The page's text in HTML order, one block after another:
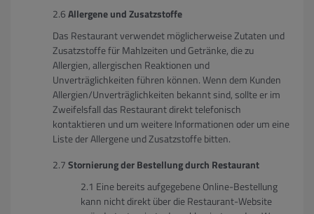
Allergene und Zusatzstoffe
Das Restaurant verwendet möglicherweise Zutaten und
Zusatzstoffe für Mahlzeiten und Getränke, die zu
Allergien, allergischen Reaktionen und
Unverträglichkeiten führen können. Wenn dem Kunden
Allergien/Unverträglichkeiten bekannt sind, sollte er im
Zweifelsfall das Restaurant direkt telefonisch
kontaktieren und um weitere Informationen oder um eine
Liste der Allergene und Zusatzstoffe bitten.
Stornierung der Bestellung durch Restaurant
Eine bereits aufgegebene Online-Bestellung
kann nicht direkt über die Restaurant-Website